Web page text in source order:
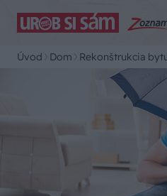
Úvod Dom Rekonštrukcia